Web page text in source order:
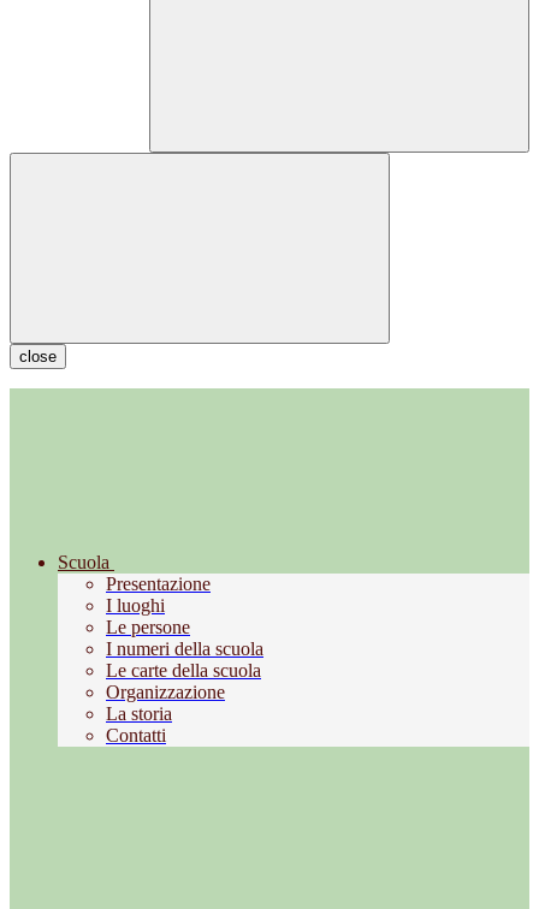
close
Scuola
Presentazione
I luoghi
Le persone
I numeri della scuola
Le carte della scuola
Organizzazione
La storia
Contatti